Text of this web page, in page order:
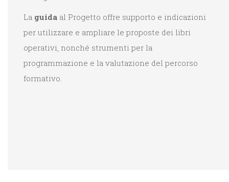
La guida al Progetto offre supporto e indicazioni
per utilizzare e ampliare le proposte dei libri
operativi, nonché strumenti per la
programmazione e la valutazione del percorso
formativo.